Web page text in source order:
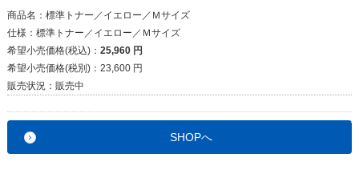
商品名： 標準トナー／イエロー／Ｍサイズ
仕様： 標準トナー／イエロー／Ｍサイズ
希望小売価格(税込)： 25,960 円
希望小売価格(税別)： 23,600 円
販売状況： 販売中
SHOPへ